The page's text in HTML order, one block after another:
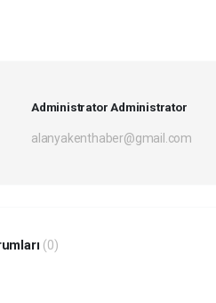
Administrator Administrator
alanyakenthaber@gmail.com
(0)